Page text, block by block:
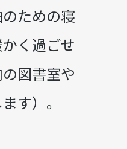
ための寝
く過ごせ
図書室や
す）。